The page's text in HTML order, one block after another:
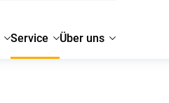
Service Über uns